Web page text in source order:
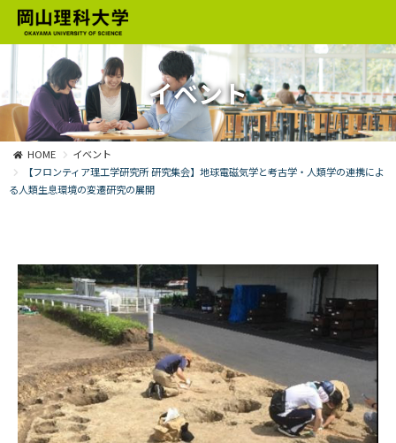
イベント
HOME
イベント
【フロンティア理工学研究所 研究集会】地球電磁気学と考古学・人類学の連携によ
る人類生息環境の変遷研究の展開